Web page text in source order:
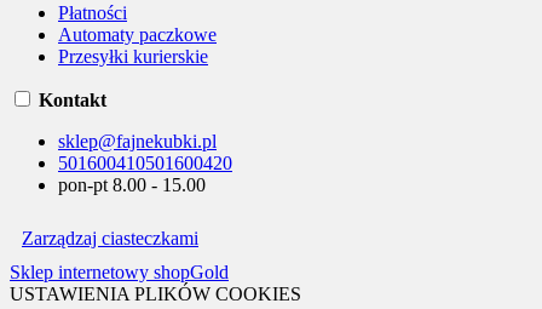
Płatności
Automaty paczkowe
Przesyłki kurierskie
Kontakt
sklep@fajnekubki.pl
501600410501600420
pon-pt 8.00 - 15.00
Zarządzaj ciasteczkami
Sklep internetowy shopGold
USTAWIENIA PLIKÓW COOKIES